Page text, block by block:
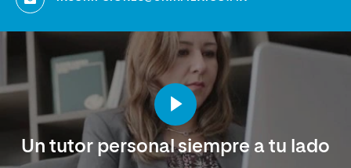
Un tutor personal siempre a tu lado